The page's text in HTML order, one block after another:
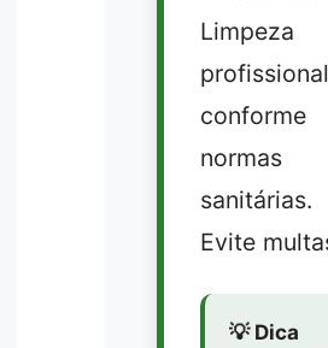
Limpeza
profissional
conforme
normas
sanitárias.
Evite
💡 Dica